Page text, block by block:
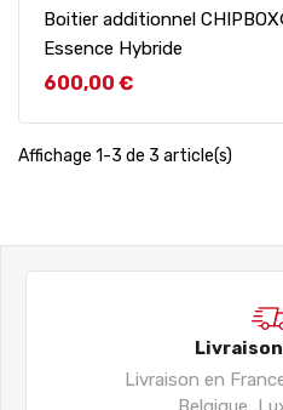
Boitier additionnel
Essence Hybride
Prix
600,00 €
Affichage 1-3 de 3 article(s)
Livraison en